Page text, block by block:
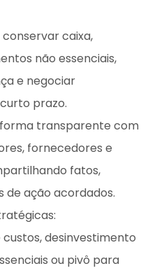
conservar caixa,
não essenciais,
e negociar
prazo.
transparente com
fornecedores e
fatos,
de ação acordados.
desinvestimento
ou pivô para